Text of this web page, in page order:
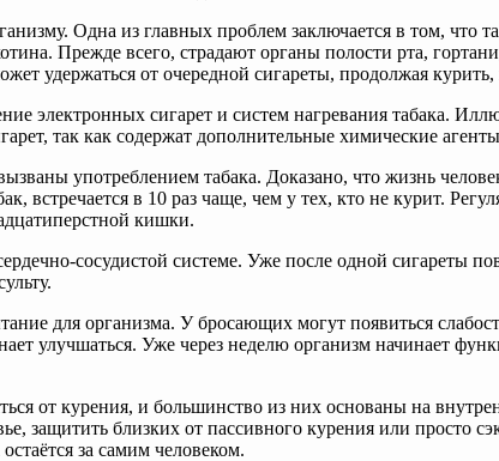
Одна из главных проблем заключается в том,
Прежде всего, страдают органы полости рта,
удержаться от очередной сигареты, продолжая курить,
электронных сигарет и систем нагревания табака.
так как содержат дополнительные химические
употреблением табака. Доказано, что жизнь
встречается в 10 раз чаще, чем у тех, кто не курит.
кишки.
сосудистой системе. Уже после одной сигареты
для организма. У бросающих могут появиться
улучшаться. Уже через неделю организм начинает
от курения, и большинство из них основаны на
защитить близких от пассивного курения или просто
за самим человеком.